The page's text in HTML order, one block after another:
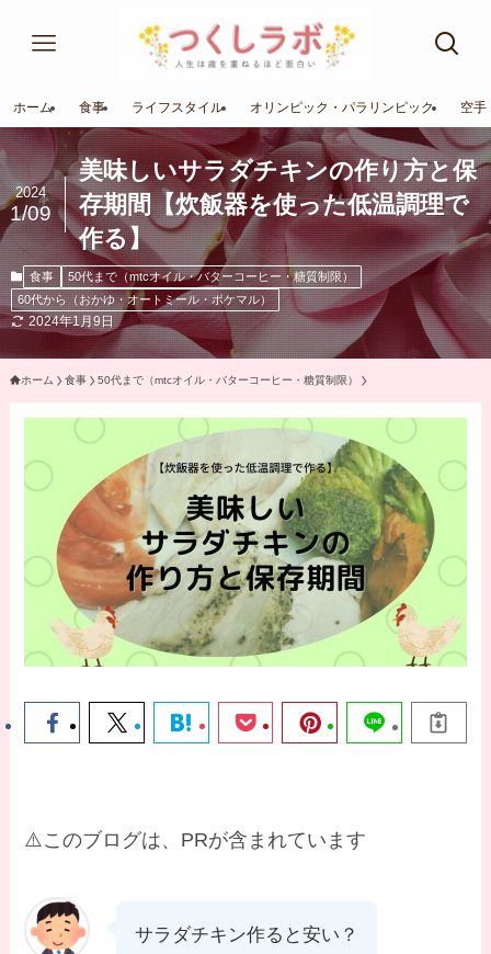
ホーム 食事 ライフスタイル オリンピック・パラリンピック 空手
美味しいサラダチキンの作り方と保
存期間【炊飯器を使った低温調理で
作る】
2024
1/09
食事
50代まで（mtcオイル・バターコーヒー・糖質制限）
60代から（おかゆ・オートミール・ポケマル）
2024年1月9日
ホーム 食事 50代まで（mtcオイル・バターコーヒー・糖質制限）
⚠️このブログは、PRが含まれています
サラダチキン作ると安い？